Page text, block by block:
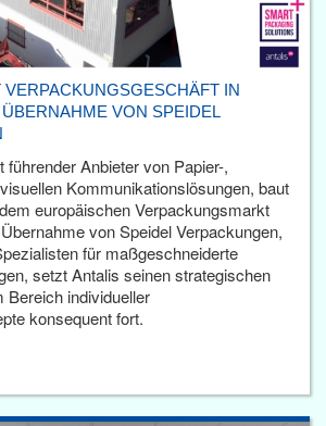
VERPACKUNGSGESCHÄFT IN
VON SPEIDEL
führender Anbieter von Papier-,
Kommunikationslösungen, baut
europäischen Verpackungsmarkt
von Speidel Verpackungen,
für maßgeschneiderte
setzt Antalis seinen strategischen
individueller
konsequent fort.